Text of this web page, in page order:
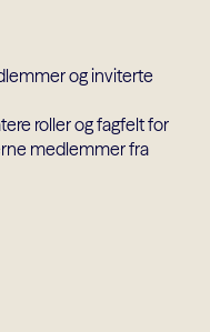
og inviterte
roller og fagfelt for
medlemmer fra